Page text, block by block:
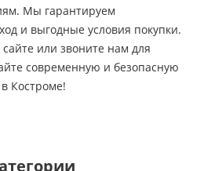
Мы гарантируем
и выгодные условия покупки.
или звоните нам для
современную и безопасную
Костроме!